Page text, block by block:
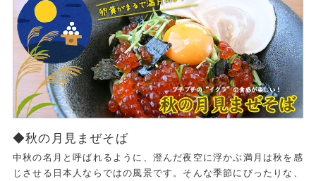
◆秋の月見まぜそば
中秋の名月と呼ばれるように、澄んだ夜空に浮かぶ満月は秋を感
じさせる日本人ならではの風景です。そんな季節にぴったりな、